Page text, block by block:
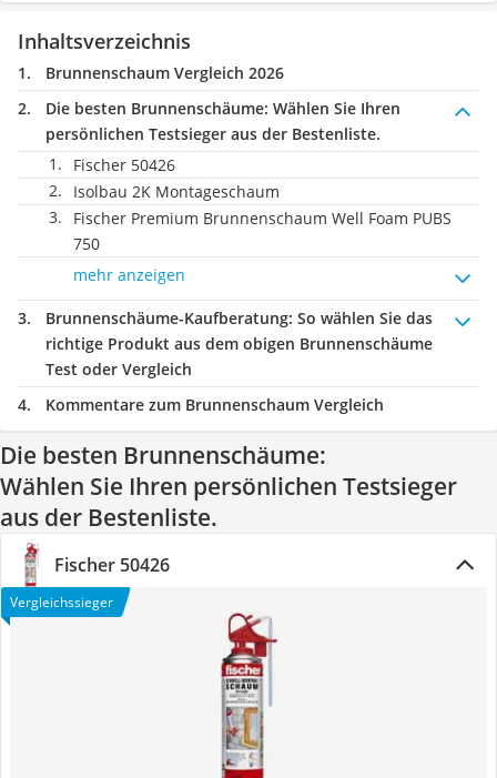
Inhaltsverzeichnis
Brunnenschaum Vergleich 2026
Die besten Brunnenschäume: Wählen Sie Ihren
persönlichen Testsieger aus der Bestenliste.
Fischer 50426
Isolbau 2K Montageschaum
Fischer Premium Brunnenschaum Well Foam PUBS
750
mehr anzeigen
Brunnenschäume-Kaufberatung: So wählen Sie das
richtige Produkt aus dem obigen Brunnenschäume
Test oder Vergleich
Kommentare zum Brunnenschaum Vergleich
Die besten Brunnenschäume:
Wählen Sie Ihren persönlichen Testsieger
aus der Bestenliste.
Fischer 50426
Vergleichssieger